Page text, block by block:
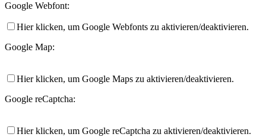
Google Webfont:
Hier klicken, um Google Webfonts zu aktivieren/deaktivieren.
Google Map:
Hier klicken, um Google Maps zu aktivieren/deaktivieren.
Google reCaptcha:
Hier klicken, um Google reCaptcha zu aktivieren/deaktivieren.